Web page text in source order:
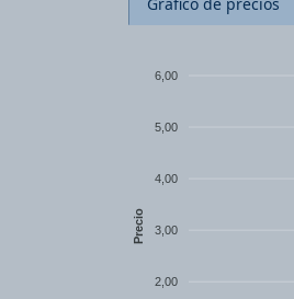
6,00
5,00
4,00
3,00
2,00
Precio